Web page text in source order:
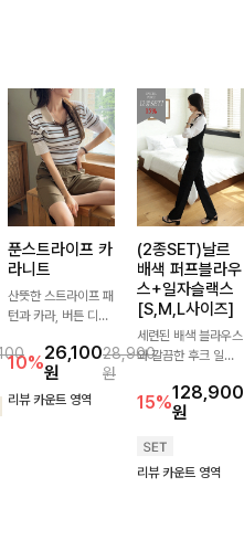
푼스트라이프 카
라니트
산뜻한 스트라이프 패
턴과 카라, 버튼 디테
면서도 세련된 무드를
완성해주는 니트 🤍
부드럽고 가벼운 착용
10%26,100
원
28,900
원
리뷰 카운트 영역
(2종SET)날르
배색 퍼프블라우
스+일자슬랙스
[S,M,L사이즈]
세련된 배색 블라우스
와 깔끔한 후크 일자
세트입니다. 허리 라
인을 자연스럽게 살려
일자핏 슬랙스가 만나
단정하면서도 고급스
15%128,900
원
리뷰 카운트 영역